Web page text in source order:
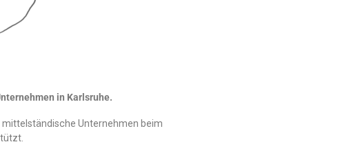
in Karlsruhe.
Unternehmen beim